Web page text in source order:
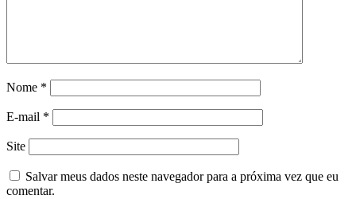
Nome *
E-mail *
Site
Salvar meus dados neste navegador para a próxima vez que eu
comentar.